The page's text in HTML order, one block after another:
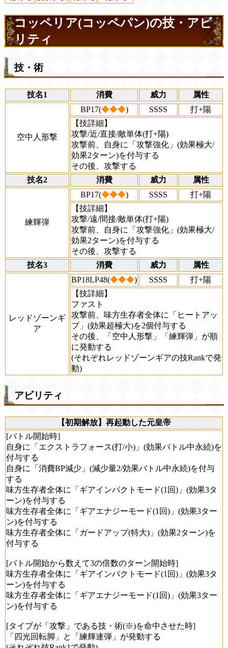
コッペリア(コッペパン)の技・アビ
リティ
技・術
技名1 消費 威力 属性
空中人形撃
BP17(◆◆◆) SSSS
打+陽
【技詳細】
攻撃/近/直接/敵単体(打+陽)
攻撃前、自身に「攻撃強化」(効果極大/
効果2ターン)を付与する
その後、攻撃する
技名2
消費 威力 属性
練輝弾
BP17(◆◆◆) SSSS
打+陽
【技詳細】
攻撃/遠/間接/敵単体(打+陽)
攻撃前、自身に「攻撃強化」(効果極大/
効果2ターン)を付与する
その後、攻撃する
技名3
消費 威力 属性
レッドゾーンギ
ア
BP18LP48(◆◆◆) SSSS
打+陽
【技詳細】
ファスト
攻撃前、味方生存者全体に「ヒートアッ
プ」(効果超極大)を2個付与する
その後、「空中人形撃」「練輝弾」が順
に発動する
(それぞれレッドゾーンギアの技Rankで発
動)
アビリティ
【初期解放】再起動した元皇帝
[バトル開始時]
自身に「エクストラフォース(打/小)」(効果バトル中永続)を
付与する
自身に「消費BP減少」(減少量2/効果バトル中永続)を付与
する
味方生存者全体に「ギアインパクトモード(1回)」(効果3タ
ーン)を付与する
味方生存者全体に「ギアエナジーモード(1回)」(効果3ター
ン)を付与する
味方生存者全体に「ガードアップ(特大)」(効果2ターン)を
付与する
[バトル開始から数えて3の倍数のターン開始時]
味方生存者全体に「ギアインパクトモード(1回)」(効果3タ
ーン)を付与する
味方生存者全体に「ギアエナジーモード(1回)」(効果3ター
ン)を付与する
[タイプが「攻撃」である技・術(※)を命中させた時]
「四光回転脚」と「練輝連弾」が発動する